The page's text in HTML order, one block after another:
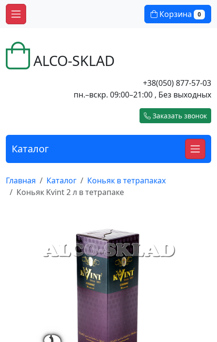
Корзина 0
ALCO-SKLAD
+38(050) 877-57-03
пн.–вскр. 09:00–21:00 , Без выходных
Заказать звонок
Каталог
Главная Каталог
Коньяк в тетрапаках
Коньяк Kvint 2 л в тетрапаке